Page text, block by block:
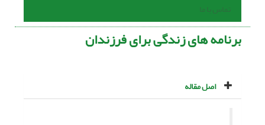
تماس با ما
برنامه های زندگی برای فرزندان
اصل مقاله